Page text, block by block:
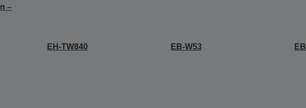
–
EH-TW840 EB-W53